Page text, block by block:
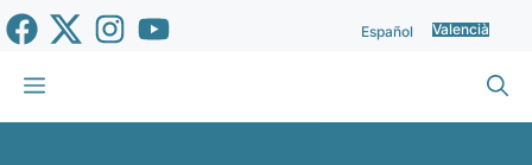
Vés
al
contingut
Español Valencià
Menu